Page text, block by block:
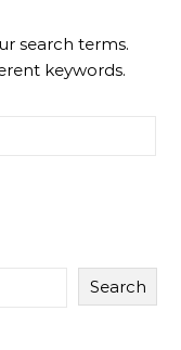
search terms.
keywords.
Search